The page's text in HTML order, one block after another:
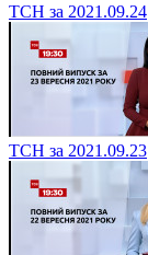
ТСН за 2021.09.24
ТСН за 2021.09.23